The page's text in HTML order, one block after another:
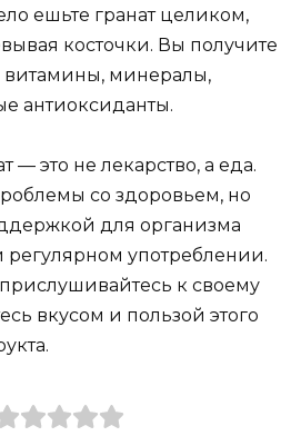
ешьте гранат целиком,
косточки. Вы получите
минералы,
антиоксиданты.
— это не лекарство, а еда.
со здоровьем, но
для организма
употреблении.
к своему
вкусом и пользой этого